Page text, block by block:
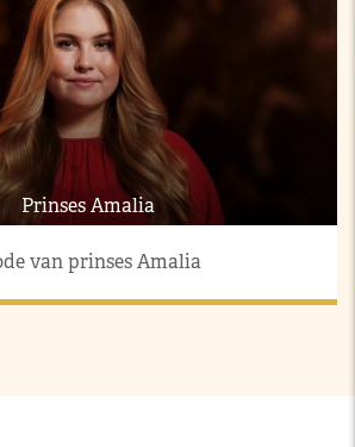
Prinses Amalia
van prinses Amalia